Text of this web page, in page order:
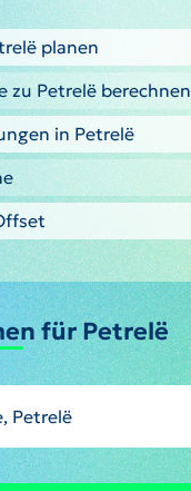
planen
zu Petrelë berechnen
in Petrelë
für Petrelë
Petrelë